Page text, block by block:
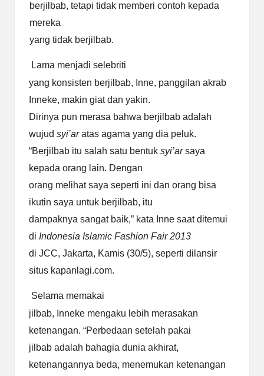
berjilbab, tetapi tidak memberi contoh kepada
mereka
yang tidak berjilbab.
Lama menjadi selebriti
yang konsisten berjilbab, Inne, panggilan akrab
Inneke, makin giat dan yakin.
Dirinya pun merasa bahwa berjilbab adalah
wujud syi’aratas agama yang dia peluk.
“Berjilbab itu salah satu bentuk syi’arsaya
kepada orang lain. Dengan
orang melihat saya seperti ini dan orang bisa
ikutin saya untuk berjilbab, itu
dampaknya sangat baik,” kata Inne saat ditemui
di Indonesia Islamic Fashion Fair 2013
di JCC, Jakarta, Kamis (30/5), seperti dilansir
situs kapanlagi.com.
Selama memakai
jilbab, Inneke mengaku lebih merasakan
ketenangan. “Perbedaan setelah pakai
jilbab adalah bahagia dunia akhirat,
ketenangannya beda, menemukan ketenangan